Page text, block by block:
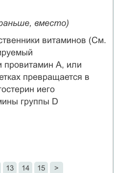
, вместо)
витаминов (См.
провитамин А, или
превращается в
иего
группы D
13 14 15 >